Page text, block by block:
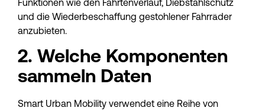
Funktionen wie den Fahrtenverlauf, Diebstahlschutz
und die Wiederbeschaffung gestohlener Fahrräder
anzubieten.
2. Welche Komponenten
sammeln Daten
Smart Urban Mobility verwendet eine Reihe von